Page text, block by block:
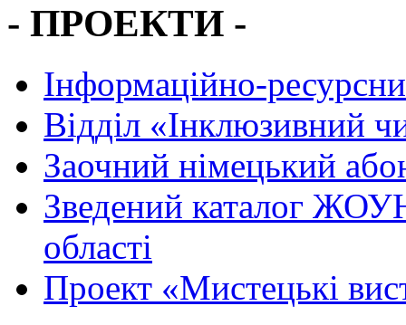
- ПРОЕКТИ -
Інформаційно-
Вiддiл «Інклюзивний
Заочний німецький
Зведений каталог
області
Проект «Мистецькі